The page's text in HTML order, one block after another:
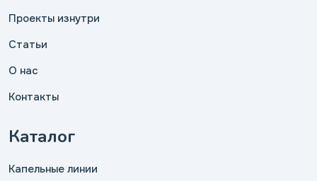
Проекты изнутри
Статьи
О нас
Контакты
Каталог
Капельные линии